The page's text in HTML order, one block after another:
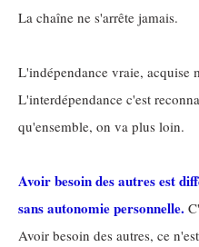
La chaîne ne s'arrête jamais.
L'indépendance vraie, acquise
L'interdépendance c'est
qu'ensemble, on va plus loin.
Avoir besoin des autres est
sans autonomie personnelle.
Avoir besoin des autres, ce